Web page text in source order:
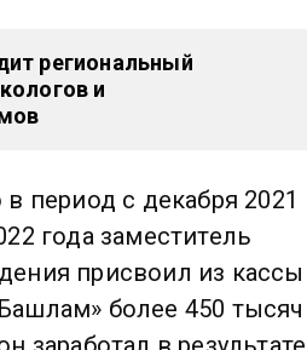
региональный
и
период с декабря 2021
года заместитель
присвоил из кассы
более 450 тысяч